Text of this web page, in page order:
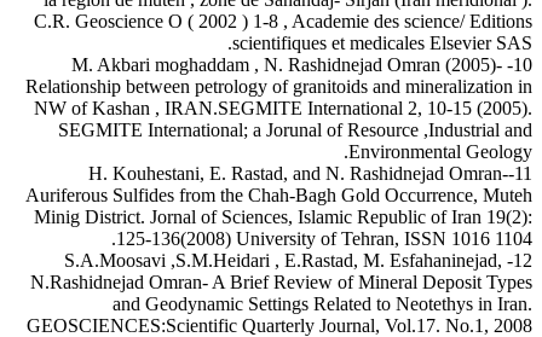
C.R. Geoscience O ( 2002 ) 1-8 , Academie des science/ Editions
scientifiques et medicales Elsevier SAS.
10- M. Akbari moghaddam , N. Rashidnejad Omran (2005)-
Relationship between petrology of granitoids and mineralization in
NW of Kashan , IRAN.SEGMITE International 2, 10-15 (2005).
SEGMITE International; a Jorunal of Resource ,Industrial and
Environmental Geology.
11-H. Kouhestani, E. Rastad, and N. Rashidnejad Omran-
Auriferous Sulfides from the Chah-Bagh Gold Occurrence, Muteh
Minig District. Jornal of Sciences, Islamic Republic of Iran 19(2):
125-136(2008) University of Tehran, ISSN 1016 1104.
12- S.A.Moosavi ,S.M.Heidari , E.Rastad, M. Esfahaninejad,
N.Rashidnejad Omran- A Brief Review of Mineral Deposit Types
and Geodynamic Settings Related to Neotethys in Iran.
GEOSCIENCES:Scientific Quarterly Journal, Vol.17. No.1, 2008